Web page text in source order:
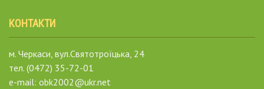
КОНТАКТИ
м. Черкаси, вул.Святотроїцька, 24
тел. (0472) 35-72-01
e-mail: obk2002@ukr.net